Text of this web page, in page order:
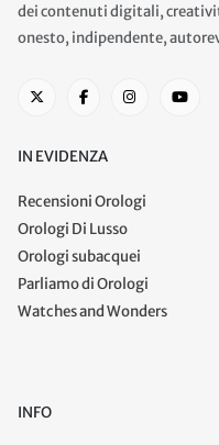
dei contenuti digitali,
onesto, indipendente,
IN EVIDENZA
Recensioni Orologi
Orologi Di Lusso
Orologi subacquei
Parliamo di Orologi
Watches and Wonders
INFO